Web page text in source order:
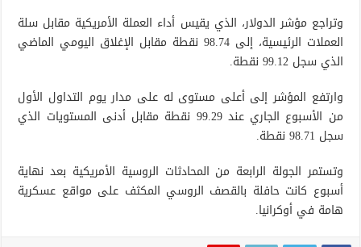
وتراجع مؤشر الدولار، الذي يقيس أداء العملة الأمريكية مقابل سلة
العملات الرئيسية، إلى 98.74 نقطة مقابل الإغلاق اليومي الماضي
الذي سجل 99.12 نقطة.
وارتفع المؤشر إلى أعلى مستوى له على مدار يوم التداول الأول
من الأسبوع الجاري عند 99.29 نقطة مقابل أدنى المستويات الذي
سجل 98.71 نقطة.
وتستمر الجولة الرابعة من المحادثات الروسية الأمريكية بعد نهاية
أسبوع كانت حافلة بالقصف الروسي المكثف على مواقع عسكرية
هامة في أوكرانيا.